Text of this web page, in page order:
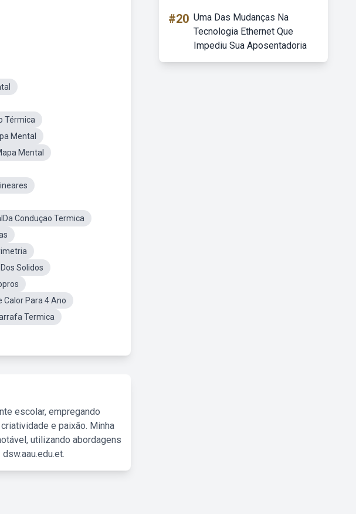
Térmica
Mental
Mental
Conduçao Termica
Solidos
Calor Para 4 Ano
Termica
escolar, empregando
e paixão. Minha
utilizando abordagens
#20 Uma Das Mudanças Na
Tecnologia Ethernet Que
Impediu Sua Aposentadoria